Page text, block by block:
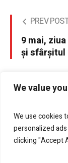
We value
We use cookies
personalized
clicking "Accept
PREV
9 mai,
și sfârșitul